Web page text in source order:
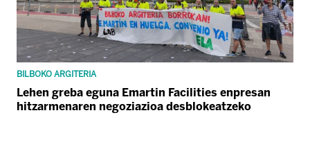
BILBOKO ARGITERIA
Lehen greba eguna Emartin Facilities enpresan
hitzarmenaren negoziazioa desblokeatzeko